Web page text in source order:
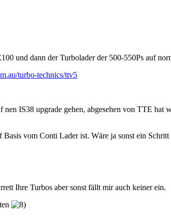
und dann der Turbolader der 500-550Ps auf
turbo-technics/ttv5
nen IS38 upgrade gehen, abgesehen von TTE
Basis vom Conti Lader ist. Wäre ja sonst ein
Ihre Turbos aber sonst fällt mir auch keiner ein.